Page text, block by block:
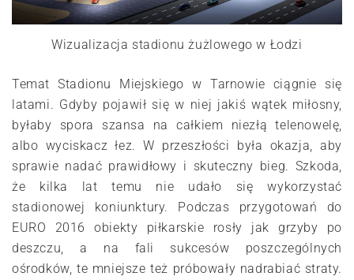
Wizualizacja stadionu żużlowego w Łodzi
Temat Stadionu Miejskiego w Tarnowie ciągnie się
latami. Gdyby pojawił się w niej jakiś wątek miłosny,
byłaby spora szansa na całkiem niezłą telenowelę,
albo wyciskacz łez. W przeszłości była okazja, aby
sprawie nadać prawidłowy i skuteczny bieg. Szkoda,
że kilka lat temu nie udało się wykorzystać
stadionowej koniunktury. Podczas przygotowań do
EURO 2016 obiekty piłkarskie rosły jak grzyby po
deszczu, a na fali sukcesów poszczególnych
ośrodków, te mniejsze też próbowały nadrabiać straty.